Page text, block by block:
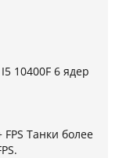
10400F 6 ядер
Танки более